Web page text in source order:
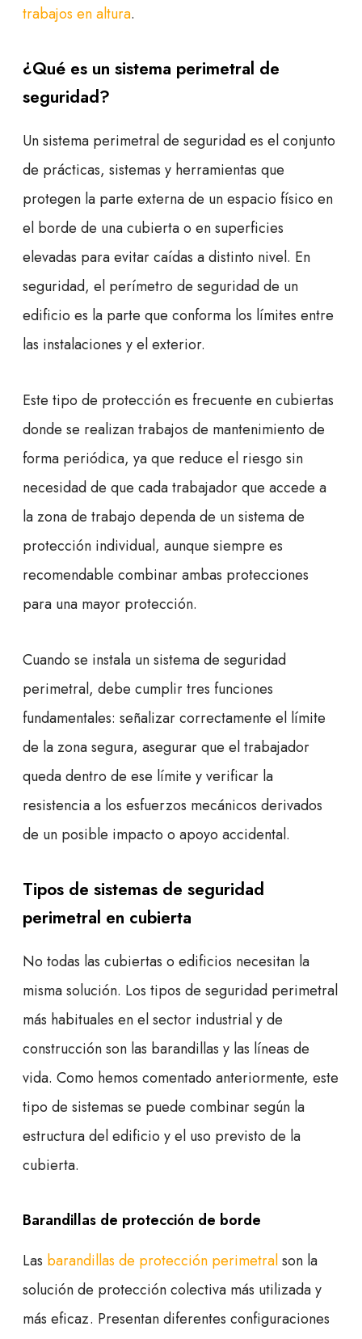
trabajos en altura.
¿Qué es un sistema perimetral de
seguridad?
Un sistema perimetral de seguridad es el conjunto
de prácticas, sistemas y herramientas que
protegen la parte externa de un espacio físico en
el borde de una cubierta o en superficies
elevadas para evitar caídas a distinto nivel. En
seguridad, el perímetro de seguridad de un
edificio es la parte que conforma los límites entre
las instalaciones y el exterior.
Este tipo de protección es frecuente en cubiertas
donde se realizan trabajos de mantenimiento de
forma periódica, ya que reduce el riesgo sin
necesidad de que cada trabajador que accede a
la zona de trabajo dependa de un sistema de
protección individual, aunque siempre es
recomendable combinar ambas protecciones
para una mayor protección.
Cuando se instala un sistema de seguridad
perimetral, debe cumplir tres funciones
fundamentales: señalizar correctamente el límite
de la zona segura, asegurar que el trabajador
queda dentro de ese límite y verificar la
resistencia a los esfuerzos mecánicos derivados
de un posible impacto o apoyo accidental.
Tipos de sistemas de seguridad
perimetral en cubierta
No todas las cubiertas o edificios necesitan la
misma solución. Los tipos de seguridad perimetral
más habituales en el sector industrial y de
construcción son las barandillas y las líneas de
vida. Como hemos comentado anteriormente, este
tipo de sistemas se puede combinar según la
estructura del edificio y el uso previsto de la
cubierta.
Barandillas de protección de borde
Las barandillas de protección perimetralson la
solución de protección colectiva más utilizada y
más eficaz. Presentan diferentes configuraciones